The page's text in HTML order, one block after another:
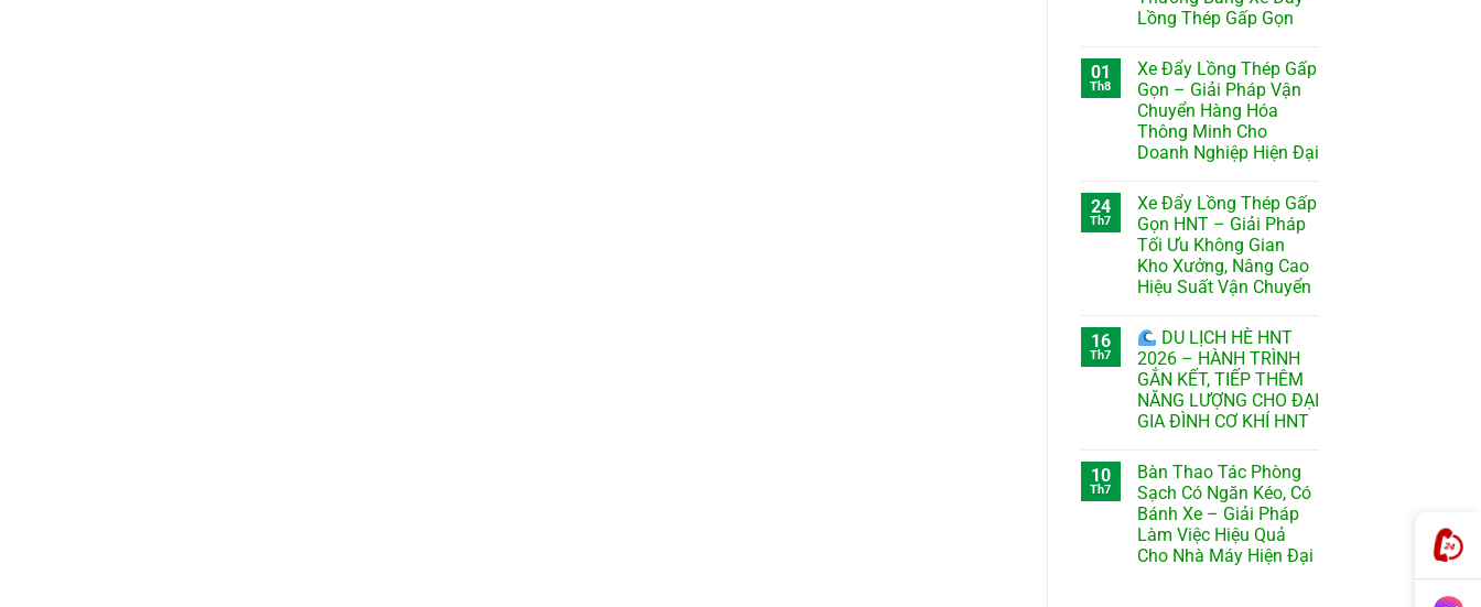
Lồng Thép Gấp Gọn
01
Th8
Xe Đẩy Lồng Thép Gấp
Gọn – Giải Pháp Vận
Chuyển Hàng Hóa
Thông Minh Cho
Doanh Nghiệp Hiện Đại
24
Th7
Xe Đẩy Lồng Thép Gấp
Gọn HNT – Giải Pháp
Tối Ưu Không Gian
Kho Xưởng, Nâng Cao
Hiệu Suất Vận Chuyển
16
Th7
DU LỊCH HÈ HNT
2026 – HÀNH TRÌNH
GẮN KẾT, TIẾP THÊM
NĂNG LƯỢNG CHO ĐẠI
GIA ĐÌNH CƠ KHÍ HNT
10
Th7
Bàn Thao Tác Phòng
Sạch Có Ngăn Kéo, Có
Bánh Xe – Giải Pháp
Làm Việc Hiệu Quả
Cho Nhà Máy Hiện Đại